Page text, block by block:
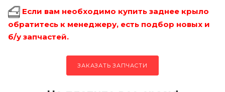
Если вам необходимо купить заднее крыло
обратитесь к менеджеру, есть подбор новых и
б/у запчастей.
ЗАКАЗАТЬ ЗАПЧАСТИ